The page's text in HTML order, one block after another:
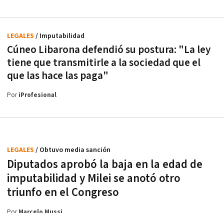
Cúneo Libarona defendió su postura: "La ley
tiene que transmitirle a la sociedad que el
que las hace las paga"
LEGALES / Imputabilidad
PoriProfesional
Diputados aprobó la baja en la edad de
imputabilidad y Milei se anotó otro
triunfo en el Congreso
LEGALES / Obtuvo media sanción